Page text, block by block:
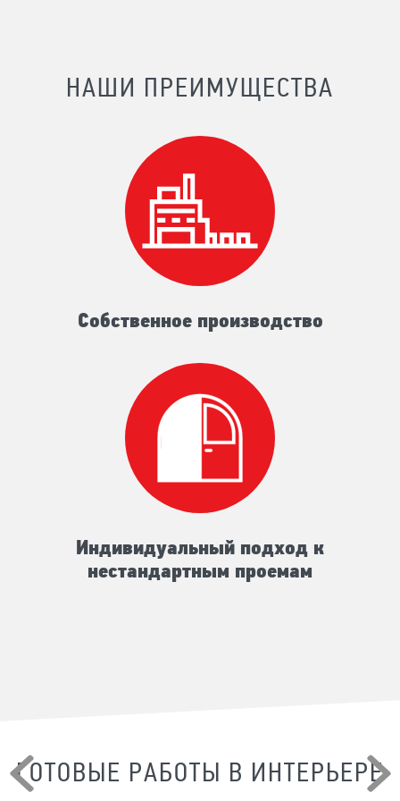
НАШИ ПРЕИМУЩЕСТВА
Собственное производство
Индивидуальный подход к
нестандартным проемам
ГОТОВЫЕ РАБОТЫ В ИНТЕРЬЕРЕ